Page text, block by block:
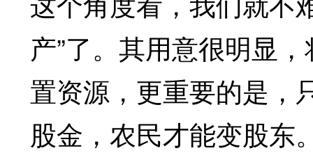
产”了。其用意很明显
置资源，更重要的是，
股金，农民才能变股东